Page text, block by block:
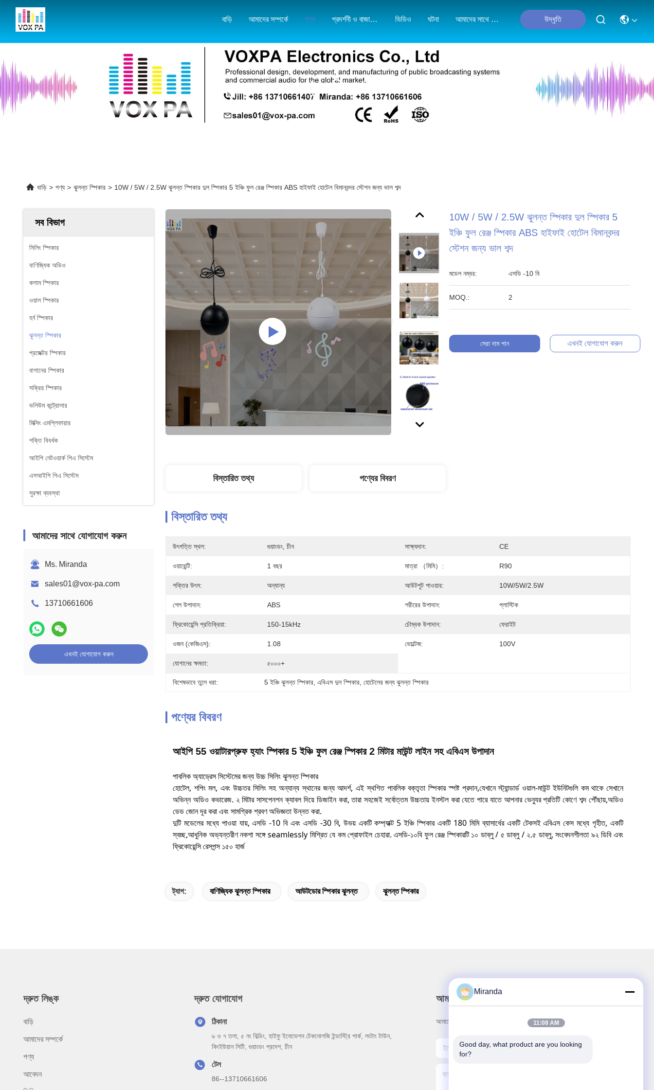
বাড়ি আমাদের সম্পর্কে পণ্য প্রদর্শনী ও বাজার মানচিত্র ভিডিও ঘটনা আমাদের সাথে যোগাযোগ করুন উদ্ধৃতি
পণ্যের বিবরণ
বাড়ি > পণ্য > ঝুলন্ত স্পিকার > 10W / 5W / 2.5W ঝুলন্ত স্পিকার দুল স্পিকার 5 ইঞ্চি ফুল রেঞ্জ স্পিকার ABS হাইফাই হোটেল বিমানবন্দর স্টেশন জন্য ভাল শব্দ
সব বিভাগ
সিলিং স্পিকার
বাণিজ্যিক অডিও
কলাম স্পিকার
ওয়াল স্পিকার
হর্ন স্পিকার
ঝুলন্ত স্পিকার
প্রজেক্টর স্পিকার
বাগানের স্পিকার
সক্রিয় স্পিকার
ভলিউম কন্ট্রোলার
মিক্সিং এমপ্লিফায়ার
শক্তি বিবর্ধক
আইপি নেটওয়ার্ক পিএ সিস্টেম
এসআইপি পিএ সিস্টেম
সুরক্ষা ব্যবস্থা
আমাদের সাথে যোগাযোগ করুন
Ms. Miranda
sales01@vox-pa.com
13710661606
এখনই যোগাযোগ করুন
10W / 5W / 2.5W ঝুলন্ত স্পিকার দুল স্পিকার 5
ইঞ্চি ফুল রেঞ্জ স্পিকার ABS হাইফাই হোটেল বিমানবন্দর
স্টেশন জন্য ভাল শব্দ
মডেল নম্বর: এসডি -10 বি
MOQ.: 2
সেরা দাম পান এখনই যোগাযোগ করুন
বিস্তারিত তথ্য পণ্যের বিবরণ
বিস্তারিত তথ্য
উৎপত্তি স্থল: গুয়াংডং, চীন সাক্ষ্যদান: CE
ওয়ারেন্টি: 1 বছর মাত্রা （মিমি）: R90
শক্তির উৎস: অন্যান্য আউটপুট পাওয়ার: 10W/5W/2.5W
শেল উপাদান: ABS শরীরের উপাদান: প্লাস্টিক
ফ্রিকোয়েন্সি প্রতিক্রিয়া: 150-15kHz চৌম্বক উপাদান: ফেরাইট
ওজন (কেজিএস): 1.08 ভোল্টেজ: 100V
যোগানের ক্ষমতা: ৫০০০+
বিশেষভাবে তুলে ধরা: 5 ইঞ্চি ঝুলন্ত স্পিকার , এবিএস দুল স্পিকার , হোটেলের জন্য ঝুলন্ত স্পিকার
পণ্যের বিবরণ
আইপি 55 ওয়াটারপ্রুফ হ্যাং স্পিকার 5 ইঞ্চি ফুল রেঞ্জ স্পিকার 2 মিটার মাউন্ট লাইন সহ এবিএস উপাদান
পাবলিক অ্যাড্রেস সিস্টেমের জন্য উচ্চ সিলিং ঝুলন্ত স্পিকার
হোটেল, শপিং মল, এবং উচ্চতর সিলিং সহ অন্যান্য স্থানের জন্য আদর্শ, এই স্থগিত পাবলিক বক্তৃতা স্পিকার স্পষ্ট প্রদান,যেখানে স্ট্যান্ডার্ড ওয়াল-মাউন্ট ইউনিটগুলি কম থাকে সেখানে
অভিন্ন অডিও কভারেজ. ২ মিটার সাসপেনশন ক্যাবল দিয়ে ডিজাইন করা, তারা সহজেই সর্বোত্তম উচ্চতায় ইনস্টল করা যেতে পারে যাতে আপনার ভেন্যুর প্রতিটি কোণে শব্দ পৌঁছায়,অডিও
ডেড জোন দূর করা এবং সামগ্রিক শ্রবণ অভিজ্ঞতা উন্নত করা.
দুটি মডেলের মধ্যে পাওয়া যায়, এসডি -10 বি এবং এসডি -30 বি, উভয় একটি কম্প্যাক্ট 5 ইঞ্চি স্পিকার একটি 180 মিমি ব্যাসার্ধের একটি টেকসই এবিএস কেস মধ্যে গৃহীত, একটি
স্বচ্ছ,আধুনিক অভ্যন্তরীণ নকশা সঙ্গে seamlessly মিশ্রিত যে কম প্রোফাইল চেহারা. এসডি-১০বি ফুল রেঞ্জ স্পিকারটি ১০ ডাব্লু / ৫ ডাব্লু / ২.৫ ডাব্লু, সংবেদনশীলতা ৯২ ডিবি এবং
ফ্রিকোয়েন্সি রেসপন্স ১৫০ হার্জ
ট্যাগ: বাণিজ্যিক ঝুলন্ত স্পিকার আউটডোর স্পিকার ঝুলন্ত ঝুলন্ত স্পিকার
দ্রুত লিঙ্ক
বাড়ি
আমাদের সম্পর্কে
পণ্য
আবেদন
দ্রুত যোগাযোগ
ঠিকানা
৬ ও ৭ তলা, ৫ নং বিল্ডিং, হাইফু ইনোভেশন টেকনোলজি ইন্ডাস্ট্রি পার্ক, লংটাং টাউন,
কিংইউয়ান সিটি, গুয়াংডং প্রদেশ, চীন
টেল
86--13710661606
আমাদের নিউজলেটার
আমাদের নিউজলেটারে সাবস্ক্রাইব করুন এবং আরও অনেক কিছু পেতে পারেন।
Miranda
11:08 AM
Good day, what product are you looking
for?